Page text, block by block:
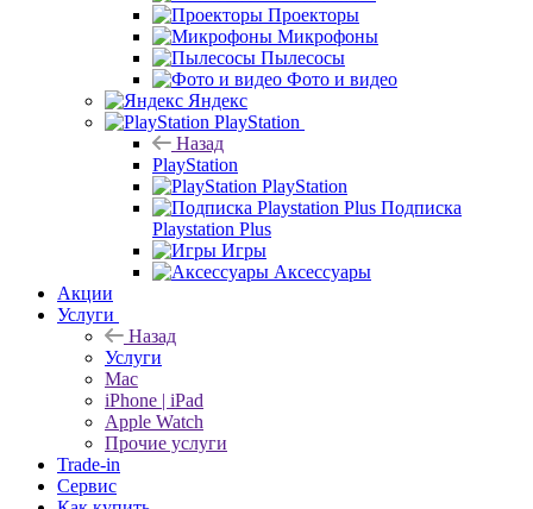
Проекторы
Микрофоны
Пылесосы
Фото и видео
Яндекс
PlayStation
Назад
PlayStation
PlayStation
Подписка
Playstation Plus
Игры
Аксессуары
Акции
Услуги
Назад
Услуги
Mac
iPhone | iPad
Apple Watch
Прочие услуги
Trade-in
Сервис